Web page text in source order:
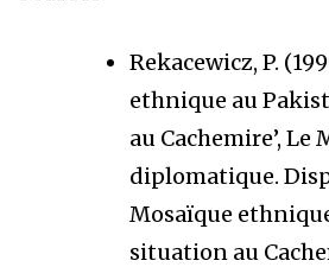
Rekacewicz, P.
ethnique au
au Cachemire’, Le
diplomatique.
Mosaïque
situation au